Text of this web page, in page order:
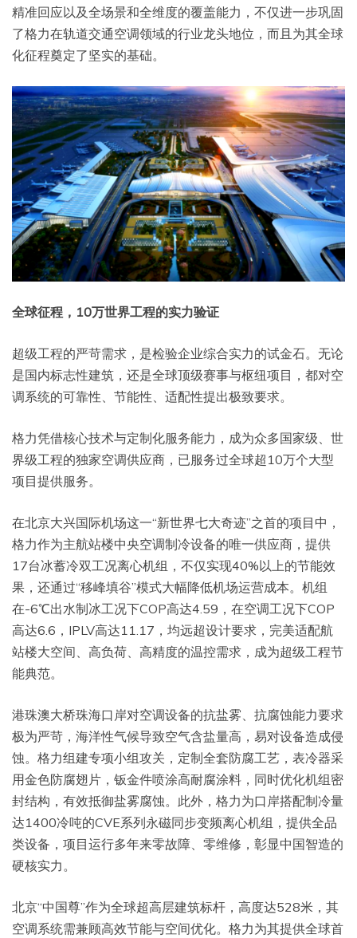
精准回应以及全场景和全维度的覆盖能力，不仅进一步巩固
了格力在轨道交通空调领域的行业龙头地位，而且为其全球
化征程奠定了坚实的基础。
全球征程，10万世界工程的实力验证
超级工程的严苛需求，是检验企业综合实力的试金石。无论
是国内标志性建筑，还是全球顶级赛事与枢纽项目，都对空
调系统的可靠性、节能性、适配性提出极致要求。
格力凭借核心技术与定制化服务能力，成为众多国家级、世
界级工程的独家空调供应商，已服务过全球超10万个大型
项目提供服务。
在北京大兴国际机场这一“新世界七大奇迹”之首的项目中，
格力作为主航站楼中央空调制冷设备的唯一供应商，提供
17台冰蓄冷双工况离心机组，不仅实现40%以上的节能效
果，还通过“移峰填谷”模式大幅降低机场运营成本。机组
在-6℃出水制冰工况下COP高达4.59，在空调工况下COP
高达6.6，IPLV高达11.17，均远超设计要求，完美适配航
站楼大空间、高负荷、高精度的温控需求，成为超级工程节
能典范。
港珠澳大桥珠海口岸对空调设备的抗盐雾、抗腐蚀能力要求
极为严苛，海洋性气候导致空气含盐量高，易对设备造成侵
蚀。格力组建专项小组攻关，定制全套防腐工艺，表冷器采
用金色防腐翅片，钣金件喷涂高耐腐涂料，同时优化机组密
封结构，有效抵御盐雾腐蚀。此外，格力为口岸搭配制冷量
达1400冷吨的CVE系列永磁同步变频离心机组，提供全品
类设备，项目运行多年来零故障、零维修，彰显中国智造的
硬核实力。
北京“中国尊”作为全球超高层建筑标杆，高度达528米，其
空调系统需兼顾高效节能与空间优化。格力为其提供全球首